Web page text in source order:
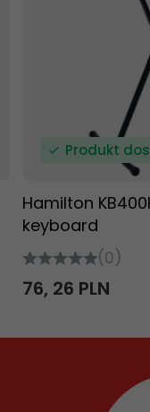
Produkt
Hamilton
keyboard
(0)
76, 26 PLN